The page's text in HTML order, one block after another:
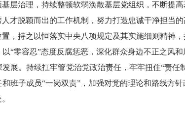
层治理，持续整顿软弱涣散基层党组织，不断提
才脱颖而出的工作机制，努力打造忠诚干净担当
，持之以恒落实中央八项规定及其实施细则精神
“零容忍”态度反腐惩恶，深化群众身边不正之风
展。持续扛牢管党治党政治责任，牢牢扭住“责
班子成员“一岗双责”，加强对党的理论和路线方